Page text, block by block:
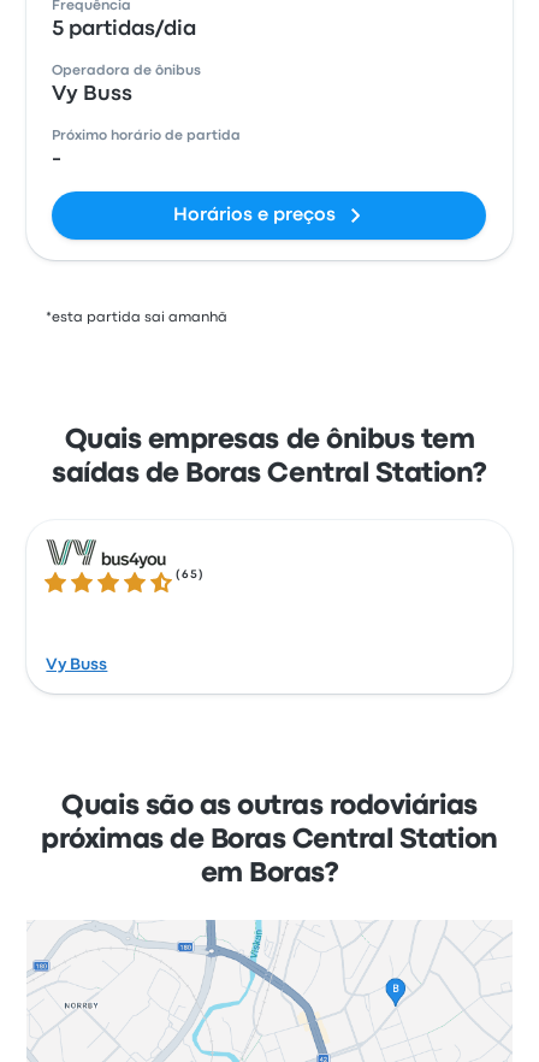
Frequência
5 partidas/dia
Operadora de ônibus
Vy Buss
Próximo horário de partida
-
Horários e preços
*esta partida sai amanhã
Quais empresas de ônibus tem
saídas de Boras Central Station?
4.3 de 5 estrelas
(65 )
Vy Buss
Quais são as outras rodoviárias
próximas de Boras Central Station
em Boras?